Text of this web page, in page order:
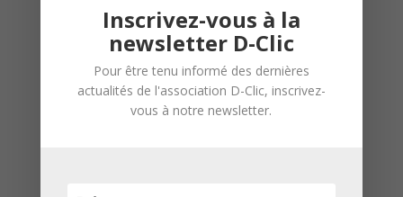
17 novembre 2014 |D-
Clic
Inscrivez-vous à la
newsletter D-Clic
Pour être tenu informé des dernières
actualités de l'association D-Clic, inscrivez-
vous à notre newsletter.